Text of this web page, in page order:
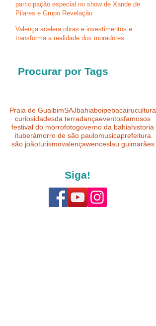
participação especial no show de Xande de
Pilares e Grupo Revelação
Valença acelera obras e investimentos e
transforma a realidade dos moradores
Procurar por Tags
Praia de GuaibimSAJbahiaboipebacairucultura
curiosidadesda terradançaeventosfamosos
festival do morrofotogoverno da bahiahistoria
ituberámorro de são paulomusicaprefeitura
são joãoturismovalençawenceslau guimarães
Siga!